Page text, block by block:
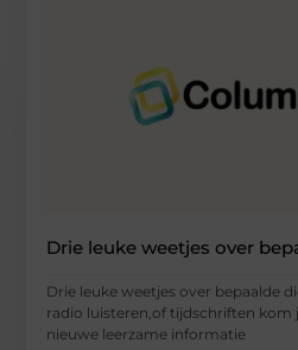
Drie leuke weetjes over
Drie leuke weetjes over bepaalde
radio luisteren,of tijdschriften
nieuwe leerzame informatie